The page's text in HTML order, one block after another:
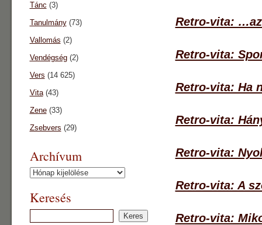
Retro-vita:
Retro-vita:
Retro-vita: Ha
Retro-vita:
Retro-vita:
Retro-vita: A
Retro-vita:
Tánc (3)
Tanulmány(73)
Vallomás (2)
Vendégség(2)
Vers (14 625)
Vita(43)
Zene(33)
Zsebvers (29)
Archívum
Archívum
Keresés